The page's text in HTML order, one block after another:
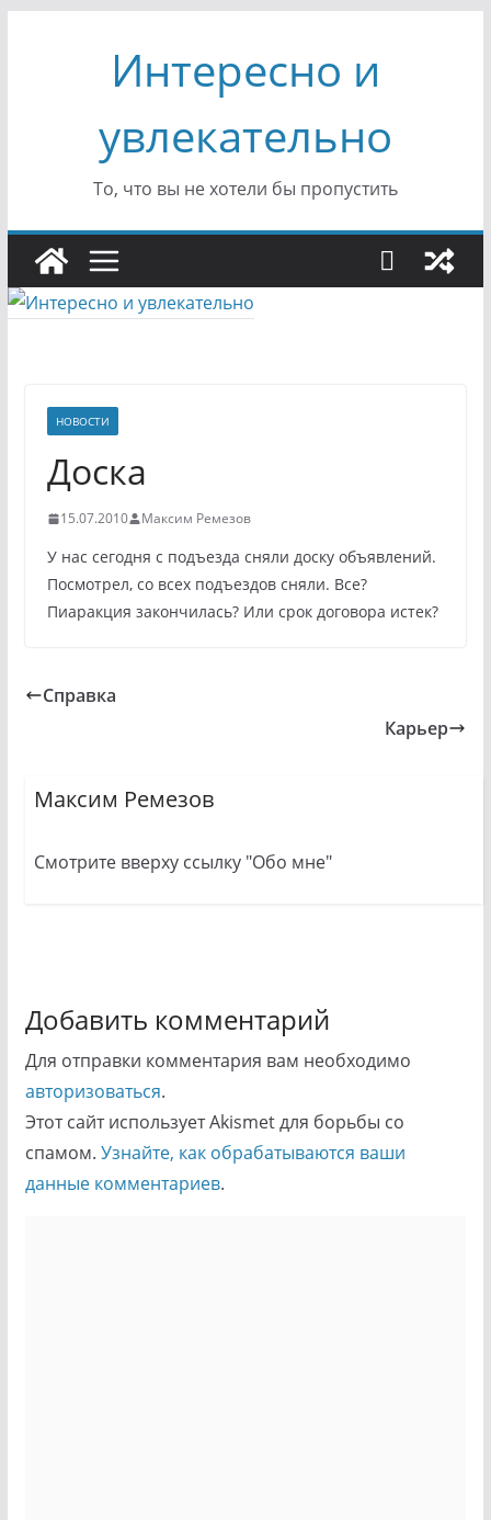
содержимомуИнтересно и
увлекательно
То, что вы не хотели бы пропустить
НОВОСТИ
Доска
15.07.2010 Максим Ремезов
У нас сегодня с подъезда сняли доску объявлений.
Посмотрел, со всех подъездов сняли. Все?
Пиаракция закончилась? Или срок договора истек?
Справка
Карьер
Максим Ремезов
Смотрите вверху ссылку "Обо мне"
Добавить комментарий
Для отправки комментария вам необходимо
авторизоваться.
Этот сайт использует Akismet для борьбы со
спамом. Узнайте, как обрабатываются ваши
данные комментариев.